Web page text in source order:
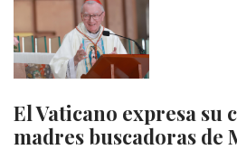
El Vaticano expresa su
madres buscadoras de